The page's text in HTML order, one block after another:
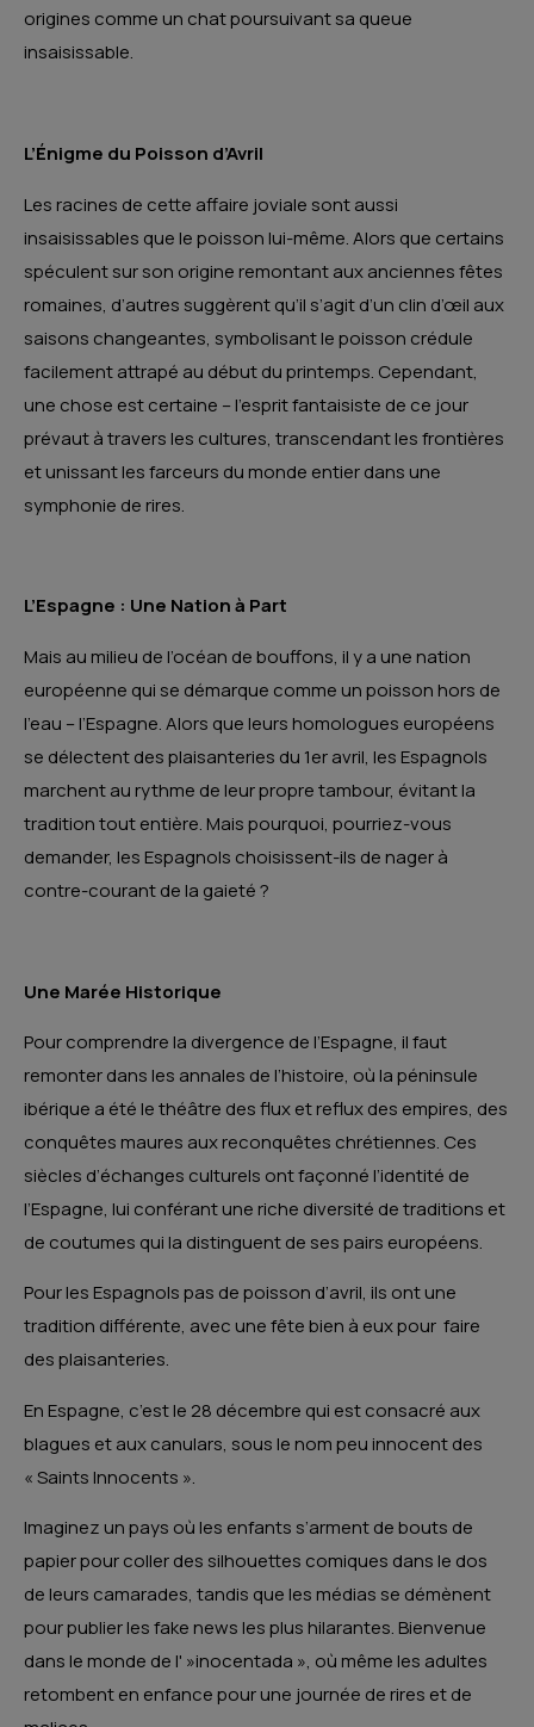
origines comme un chat poursuivant sa queue
insaisissable.
L’Énigme du Poisson d’Avril
Les racines de cette affaire joviale sont aussi
insaisissables que le poisson lui-même. Alors que certains
spéculent sur son origine remontant aux anciennes fêtes
romaines, d’autres suggèrent qu’il s’agit d’un clin d’œil aux
saisons changeantes, symbolisant le poisson crédule
facilement attrapé au début du printemps. Cependant,
une chose est certaine – l’esprit fantaisiste de ce jour
prévaut à travers les cultures, transcendant les frontières
et unissant les farceurs du monde entier dans une
symphonie de rires.
L’Espagne : Une Nation à Part
Mais au milieu de l’océan de bouffons, il y a une nation
européenne qui se démarque comme un poisson hors de
l’eau – l’Espagne. Alors que leurs homologues européens
se délectent des plaisanteries du 1er avril, les Espagnols
marchent au rythme de leur propre tambour, évitant la
tradition tout entière. Mais pourquoi, pourriez-vous
demander, les Espagnols choisissent-ils de nager à
contre-courant de la gaieté ?
Une Marée Historique
Pour comprendre la divergence de l’Espagne, il faut
remonter dans les annales de l’histoire, où la péninsule
ibérique a été le théâtre des flux et reflux des empires, des
conquêtes maures aux reconquêtes chrétiennes. Ces
siècles d’échanges culturels ont façonné l’identité de
l’Espagne, lui conférant une riche diversité de traditions et
de coutumes qui la distinguent de ses pairs européens.
Pour les Espagnols pas de poisson d’avril, ils ont une
tradition différente, avec une fête bien à eux pour faire
des plaisanteries.
En Espagne, c’est le 28 décembre qui est consacré aux
blagues et aux canulars, sous le nom peu innocent des
« Saints Innocents ».
Imaginez un pays où les enfants s’arment de bouts de
papier pour coller des silhouettes comiques dans le dos
de leurs camarades, tandis que les médias se démènent
pour publier les fake news les plus hilarantes. Bienvenue
dans le monde de l' »inocentada », où même les adultes
retombent en enfance pour une journée de rires et de